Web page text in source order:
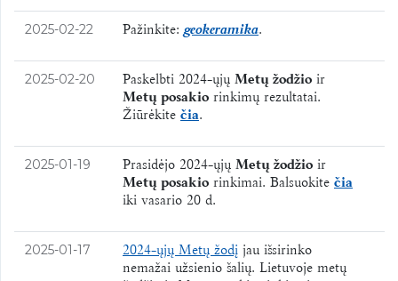
2025-02-22 Pažinkite: geokeramika.
2025-02-20 Paskelbti 2024-ųjų Metų žodžio ir
Metų posakio rinkimų rezultatai.
Žiūrėkite čia.
2025-01-19 Prasidėjo 2024-ųjų Metų žodžio ir
Metų posakio rinkimai. Balsuokite čia
iki vasario 20 d.
2025-01-17 2024-ųjų Metų žodį jau išsirinko
nemažai užsienio šalių. Lietuvoje metų